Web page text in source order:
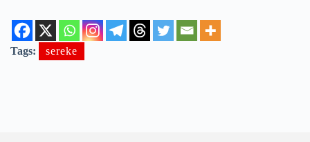
Tags: sereke